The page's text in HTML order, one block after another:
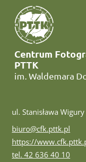
Centrum
PTTK
im. Waldemara
ul. Stanisława
e-mail:
biuro@cfk.pttk.pl
www:
https://
tel:
tel. 42 636 40 10